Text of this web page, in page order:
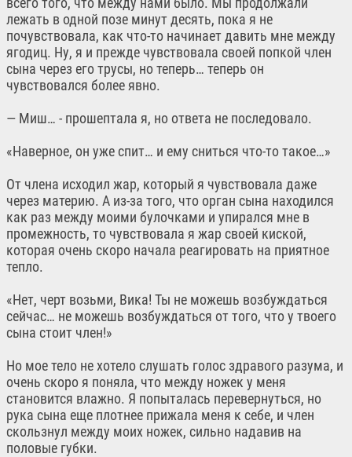
лежать в одной позе минут десять, пока я не
почувствовала, как что-то начинает давить мне между
ягодиц. Ну, я и прежде чувствовала своей попкой член
сына через его трусы, но теперь… теперь он
чувствовался более явно.
— Миш… - прошептала я, но ответа не последовало.
«Наверное, он уже спит… и ему сниться что-то такое…»
От члена исходил жар, который я чувствовала даже
через материю. А из-за того, что орган сына находился
как раз между моими булочками и упирался мне в
промежность, то чувствовала я жар своей киской,
которая очень скоро начала реагировать на приятное
тепло.
«Нет, черт возьми, Вика! Ты не можешь возбуждаться
сейчас… не можешь возбуждаться от того, что у твоего
сына стоит член!»
Но мое тело не хотело слушать голос здравого разума, и
очень скоро я поняла, что между ножек у меня
становится влажно. Я попыталась перевернуться, но
рука сына еще плотнее прижала меня к себе, и член
скользнул между моих ножек, сильно надавив на
половые губки.